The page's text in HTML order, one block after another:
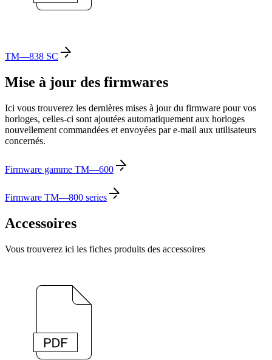
TM—838 SC
Mise à jour des firmwares
Ici vous trouverez les dernières mises à jour du firmware pour vos
horloges, celles-ci sont ajoutées automatiquement aux horloges
nouvellement commandées et envoyées par e-mail aux utilisateurs
concernés.
Firmware gamme TM—600
Firmware TM—800 series
Accessoires
Vous trouverez ici les fiches produits des accessoires